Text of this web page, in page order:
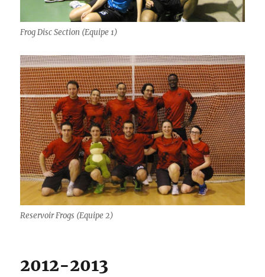
Frog Disc Section (Equipe 1)
Reservoir Frogs (Equipe 2)
2012-2013